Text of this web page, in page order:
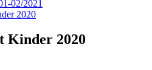
02/2021
2020
Kinder 2020